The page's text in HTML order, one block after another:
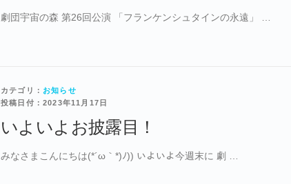
劇団宇宙の森 第26回公演 「フランケンシュタインの永遠」 …
カテゴリ： お知らせ
投稿日付：2023年11月17日
いよいよお披露目！
みなさまこんにちは(*´ω｀*)ﾉ)) いよいよ今週末に 劇 …